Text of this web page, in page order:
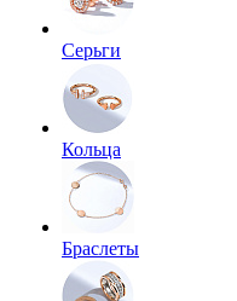
Серьги
Кольца
Браслеты